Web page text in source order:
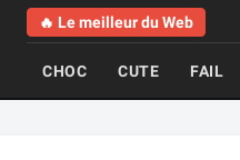
🔥 Le meilleur du Web
CHOC CUTE FAIL